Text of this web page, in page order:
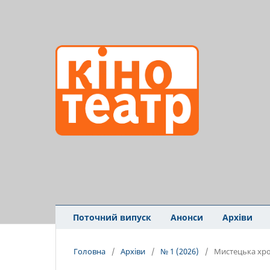
Поточний випуск Анонси Архіви
Головна / Архіви / № 1 (2026) / Мистецька